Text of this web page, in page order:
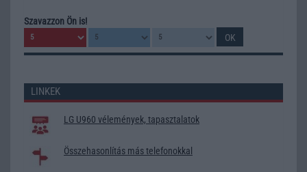
Szavazzon Ön is!
LINKEK
LG U960 vélemények, tapasztalatok
Összehasonlítás más telefonokkal